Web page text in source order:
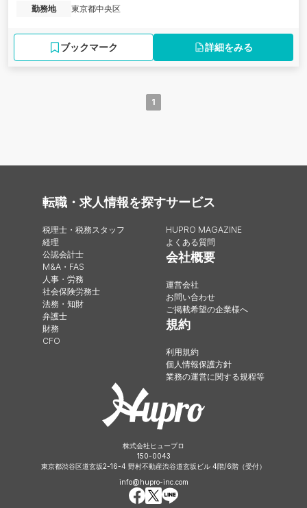
勤務地
東京都中央区
ブックマーク 詳細をみる
1
転職・求人情報を探す
税理士・税務スタッフ
経理
公認会計士
M&A・FAS
人事・労務
社会保険労務士
法務・知財
弁護士
財務
CFO
サービス
HUPRO MAGAZINE
よくある質問
会社概要
運営会社
お問い合わせ
ご掲載希望の企業様へ
規約
利用規約
個人情報保護方針
業務の運営に関する規程等
株式会社ヒュープロ
150-0043
東京都渋谷区道玄坂2-16-4 野村不動産渋谷道玄坂ビル 4階/6階（受付）
info@hupro-inc.com